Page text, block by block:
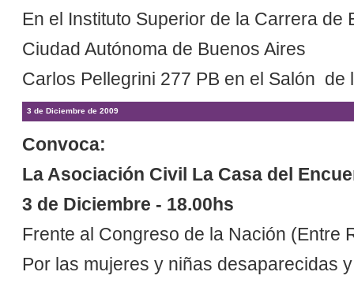
En el Instituto Superior de la Carrera
Ciudad Autónoma de Buenos Aires
Carlos Pellegrini 277 PB en el Salón de
3 de Diciembre de 2009
Convoca:
La Asociación Civil La Casa del
3 de Diciembre - 18.00hs
Frente al Congreso de la Nación (Entre
Por las mujeres y niñas desaparecidas